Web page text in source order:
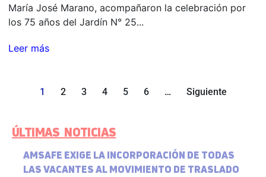
María José Marano, acompañaron la celebración por
los 75 años del Jardín N° 25...
Leer más
1 2 3 4 5 6 … Siguiente
ÚLTIMAS NOTICIAS
AMSAFE EXIGE LA INCORPORACIÓN DE TODAS
LAS VACANTES AL MOVIMIENTO DE TRASLADO